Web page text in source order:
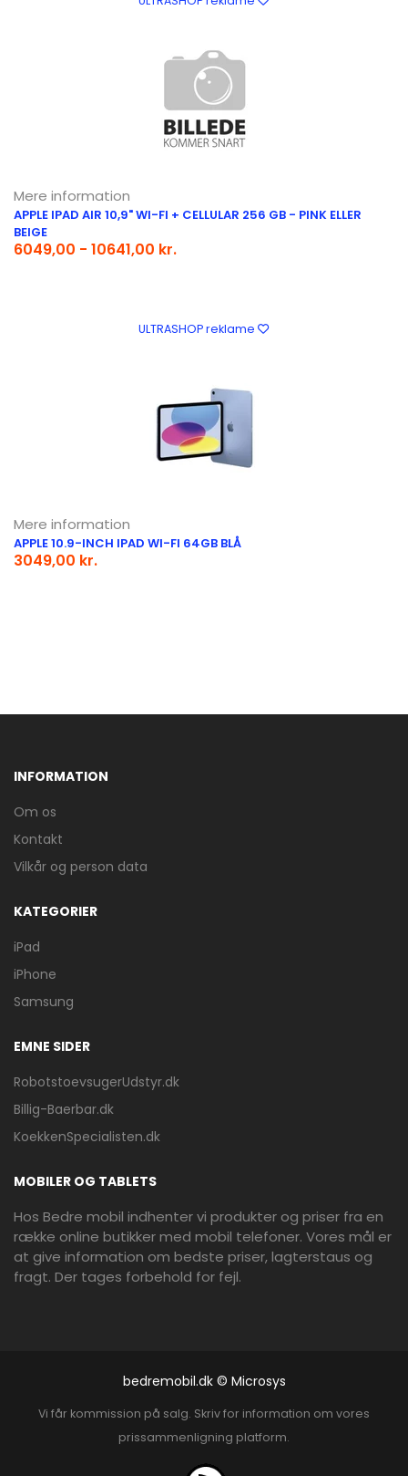
Mere information
APPLE IPAD AIR 10,9" WI-FI + CELLULAR 256 GB - PINK ELLER
BEIGE
6049,00 - 10641,00 kr.
ULTRASHOP reklame
Mere information
APPLE 10.9-INCH IPAD WI-FI 64GB BLÅ
3049,00 kr.
INFORMATION
Om os
Kontakt
Vilkår og person data
KATEGORIER
iPad
iPhone
Samsung
EMNE SIDER
RobotstoevsugerUdstyr.dk
Billig-Baerbar.dk
KoekkenSpecialisten.dk
MOBILER OG TABLETS
Hos Bedre mobil indhenter vi produkter og priser fra en
række online butikker med mobil telefoner. Vores mål er
at give information om bedste priser, lagterstaus og
fragt. Der tages forbehold for fejl.
bedremobil.dk © Microsys
Vi får kommission på salg. Skriv for information om vores
prissammenligning platform.